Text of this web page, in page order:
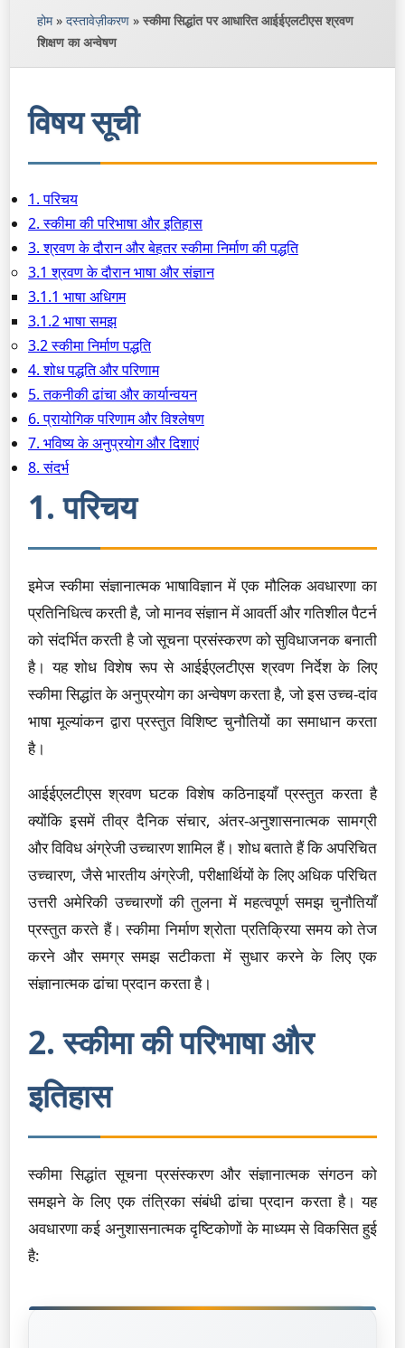
होम» दस्तावेज़ीकरण » स्कीमा सिद्धांत पर आधारित आईईएलटीएस श्रवण
शिक्षण का अन्वेषण
विषय सूची
1. परिचय
2. स्कीमा की परिभाषा और इतिहास
3. श्रवण के दौरान और बेहतर स्कीमा निर्माण की पद्धति
3.1 श्रवण के दौरान भाषा और संज्ञान
3.1.1 भाषा अधिगम
3.1.2 भाषा समझ
3.2 स्कीमा निर्माण पद्धति
4. शोध पद्धति और परिणाम
5. तकनीकी ढांचा और कार्यान्वयन
6. प्रायोगिक परिणाम और विश्लेषण
7. भविष्य के अनुप्रयोग और दिशाएं
8. संदर्भ
1. परिचय
इमेज स्कीमा संज्ञानात्मक भाषाविज्ञान में एक मौलिक अवधारणा का
प्रतिनिधित्व करती है, जो मानव संज्ञान में आवर्ती और गतिशील पैटर्न
को संदर्भित करती है जो सूचना प्रसंस्करण को सुविधाजनक बनाती
है। यह शोध विशेष रूप से आईईएलटीएस श्रवण निर्देश के लिए
स्कीमा सिद्धांत के अनुप्रयोग का अन्वेषण करता है, जो इस उच्च-दांव
भाषा मूल्यांकन द्वारा प्रस्तुत विशिष्ट चुनौतियों का समाधान करता
है।
आईईएलटीएस श्रवण घटक विशेष कठिनाइयाँ प्रस्तुत करता है
क्योंकि इसमें तीव्र दैनिक संचार, अंतर-अनुशासनात्मक सामग्री
और विविध अंग्रेजी उच्चारण शामिल हैं। शोध बताते हैं कि अपरिचित
उच्चारण, जैसे भारतीय अंग्रेजी, परीक्षार्थियों के लिए अधिक परिचित
उत्तरी अमेरिकी उच्चारणों की तुलना में महत्वपूर्ण समझ चुनौतियाँ
प्रस्तुत करते हैं। स्कीमा निर्माण श्रोता प्रतिक्रिया समय को तेज
करने और समग्र समझ सटीकता में सुधार करने के लिए एक
संज्ञानात्मक ढांचा प्रदान करता है।
2. स्कीमा की परिभाषा और
इतिहास
स्कीमा सिद्धांत सूचना प्रसंस्करण और संज्ञानात्मक संगठन को
समझने के लिए एक तंत्रिका संबंधी ढांचा प्रदान करता है। यह
अवधारणा कई अनुशासनात्मक दृष्टिकोणों के माध्यम से विकसित हुई
है: